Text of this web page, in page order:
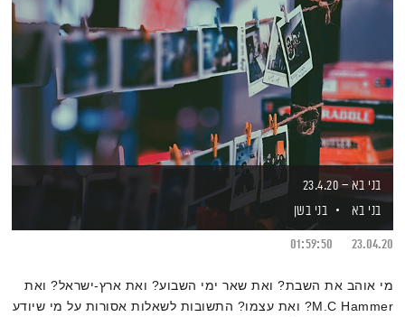
בני בא – 23.4.20
בני בא
בני בשן
23.04.20
01:59:50
מי אוהב את השבת? ואת שאר ימי השבוע? ואת ארץ-ישראל? ואת
M.C Hammer? ואת עצמו? התשובות לשאלות אסורות על מי שיודע